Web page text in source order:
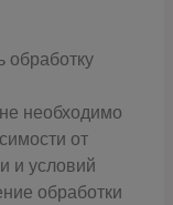
обработку
необходимо
от
и условий
обработки